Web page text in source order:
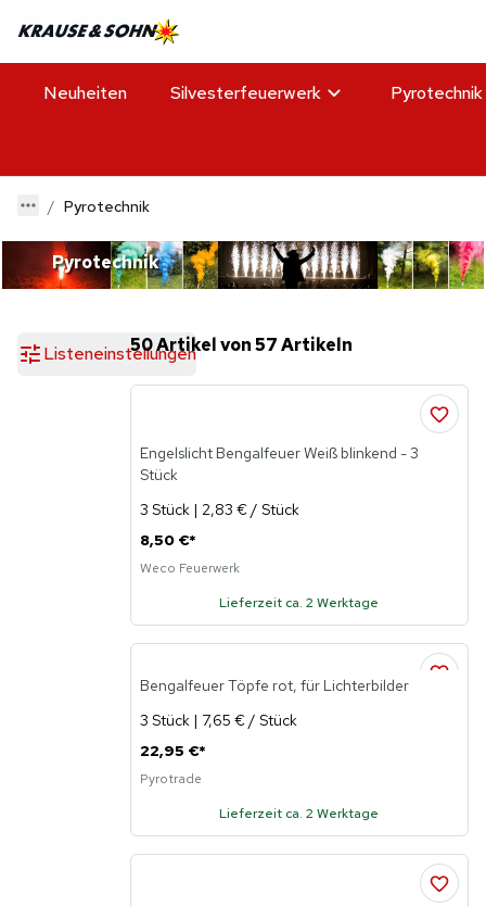
Neuheiten Silvesterfeuerwerk Pyrotechnik
Pyrotechnik
Pyrotechnik
Listeneinstellungen50 Artikel von 57 Artikeln
Engelslicht Bengalfeuer Weiß blinkend - 3
Stück
3 Stück | 2,83 € / Stück
8,50 €*
Weco Feuerwerk
Lieferzeit ca. 2 Werktage
Bengalfeuer Töpfe rot, für Lichterbilder
3 Stück | 7,65 € / Stück
22,95 €*
Pyrotrade
Lieferzeit ca. 2 Werktage